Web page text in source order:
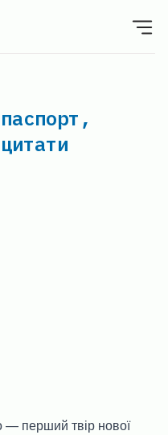
— перший твір нової